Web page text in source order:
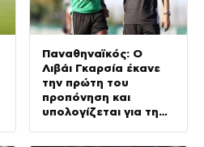
Παναθηναϊκός: Ο
Λιβάι Γκαρσία έκανε
την πρώτη του
προπόνηση και
υπολογίζεται για τη